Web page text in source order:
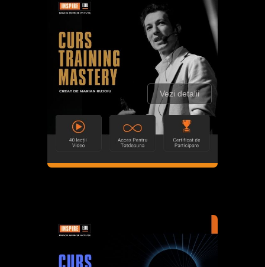
Vezi detalii